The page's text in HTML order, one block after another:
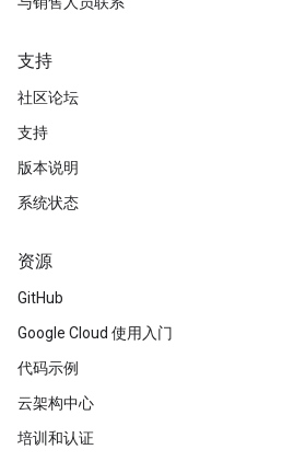
支持
社区论坛
支持
版本说明
系统状态
资源
GitHub
Google Cloud 使用入门
代码示例
云架构中心
培训和认证